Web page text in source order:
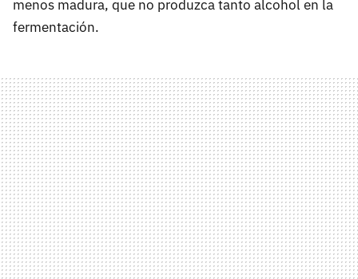
menos madura, que no produzca tanto alcohol en la
fermentación.